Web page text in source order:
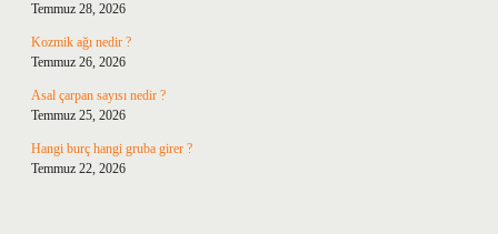
Temmuz 28, 2026
Kozmik ağı nedir ?
Temmuz 26, 2026
Asal çarpan sayısı nedir ?
Temmuz 25, 2026
Hangi burç hangi gruba girer ?
Temmuz 22, 2026